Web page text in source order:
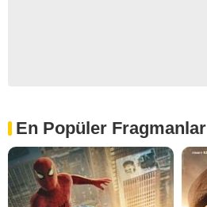
En Popüler Fragmanlar